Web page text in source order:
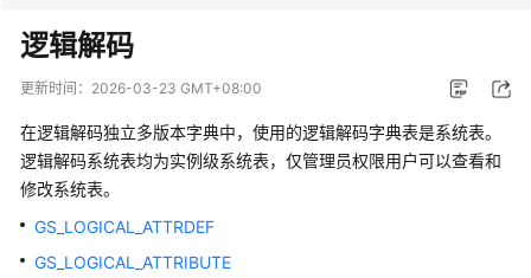
最
新
动
服
务
告
逻辑解码
更新时间： 2026-03-23 GMT+08:00
在逻辑解码独立多版本字典中，使用的逻辑解码字典表是系统表。
逻辑解码系统表均为实例级系统表，仅管理员权限用户可以查看和
修改系统表。
GS_LOGICAL_ATTRDEF
GS_LOGICAL_ATTRIBUTE